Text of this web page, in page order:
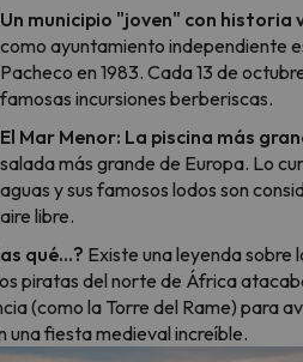
Un municipio "joven" con historia
como ayuntamiento independiente
Pacheco en 1983. Cada 13 de
famosas incursiones berberiscas.
El Mar Menor: La piscina más
salada más grande de Europa. Lo
aguas y sus famosos lodos son
aire libre.
qué...? Existe una leyenda sobre
piratas del norte de África
(como la Torre del Rame) para
una fiesta medieval increíble.